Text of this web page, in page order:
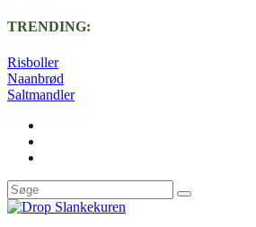
TRENDING:
Risboller
Naanbrød
Saltmandler